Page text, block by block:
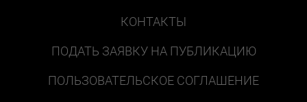
КОНТАКТЫ
ПОДАТЬ ЗАЯВКУ НА ПУБЛИКАЦИЮ
ПОЛЬЗОВАТЕЛЬСКОЕ СОГЛАШЕНИЕ